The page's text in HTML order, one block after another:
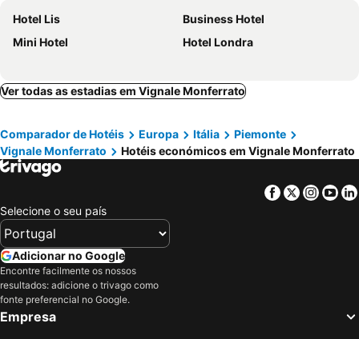
Hotel Lis
Business Hotel
Mini Hotel
Hotel Londra
Ver todas as estadias em Vignale Monferrato
Comparador de Hotéis Europa Itália
Piemonte
Vignale Monferrato
Hotéis económicos em Vignale Monferrato
Facebook
Twitter
Selecione o seu país
Adicionar no Google
Encontre facilmente os nossos
resultados: adicione o trivago como
fonte preferencial no Google.
Empresa